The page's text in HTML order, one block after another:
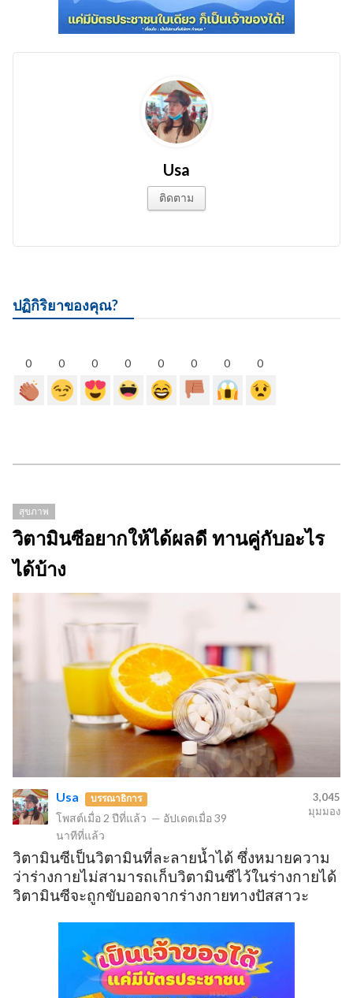
Usa
ติดตาม
ปฏิกิริยาของคุณ?
0 0 0 0 0 0 0 0
สุขภาพ
วิตามินซีอยากให้ได้ผลดี ทานคู่กับอะไร
ได้บ้าง
Usa บรรณาธิการ
โพสต์เมื่อ 2 ปีที่แล้ว — อัปเดตเมื่อ 39
นาทีที่แล้ว
3,045
มุมมอง
วิตามินซีเป็นวิตามินที่ละลายน้ำได้ ซึ่งหมายความ
ว่าร่างกายไม่สามารถเก็บวิตามินซีไว้ในร่างกายได้
วิตามินซีจะถูกขับออกจากร่างกายทางปัสสาวะ